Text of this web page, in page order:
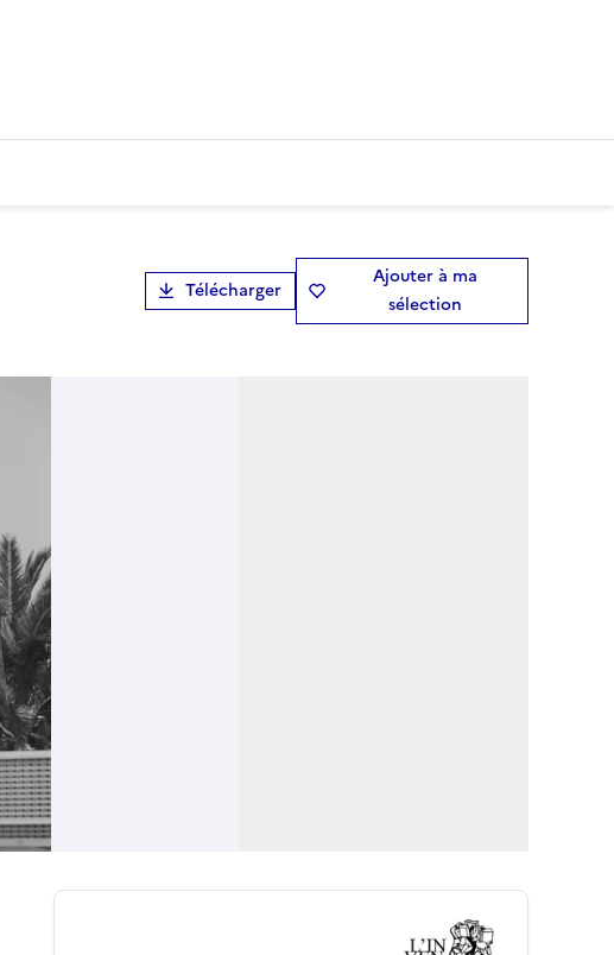
Télécharger
Ajouter à ma
sélection